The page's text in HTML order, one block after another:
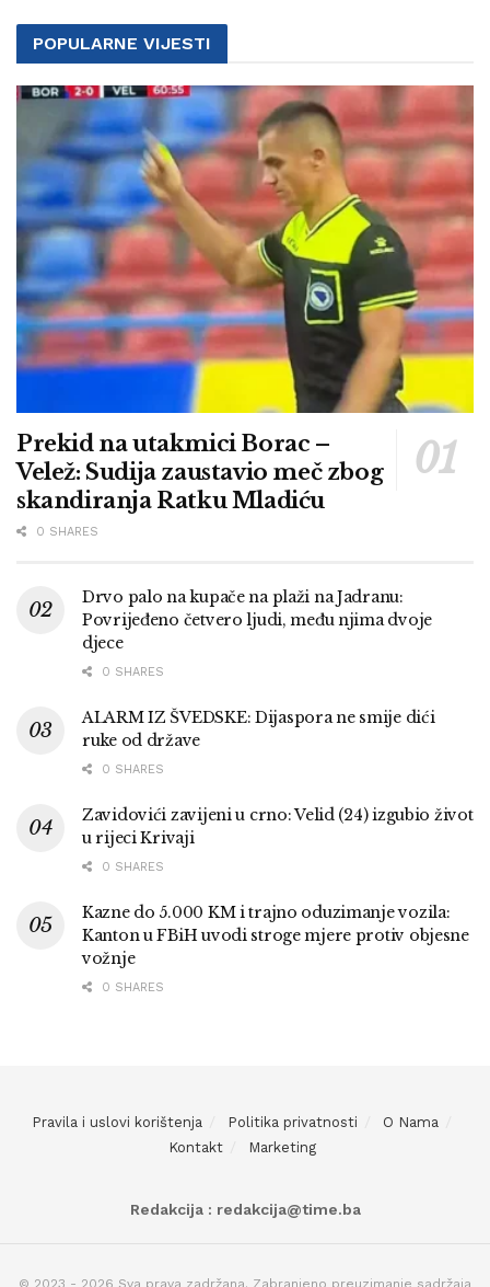
POPULARNE VIJESTI
Prekid na utakmici Borac –
Velež: Sudija zaustavio meč zbog
skandiranja Ratku Mladiću
0 SHARES
Drvo palo na kupače na plaži na Jadranu:
Povrijeđeno četvero ljudi, među njima dvoje
djece
0 SHARES
ALARM IZ ŠVEDSKE: Dijaspora ne smije dići
ruke od države
0 SHARES
Zavidovići zavijeni u crno: Velid (24) izgubio život
u rijeci Krivaji
0 SHARES
Kazne do 5.000 KM i trajno oduzimanje vozila:
Kanton u FBiH uvodi stroge mjere protiv objesne
vožnje
0 SHARES
Pravila i uslovi korištenja Politika privatnosti
O Nama
Kontakt
Marketing
Redakcija : redakcija@time.ba
© 2023 - 2026 Sva prava zadržana. Zabranjeno preuzimanje sadržaja